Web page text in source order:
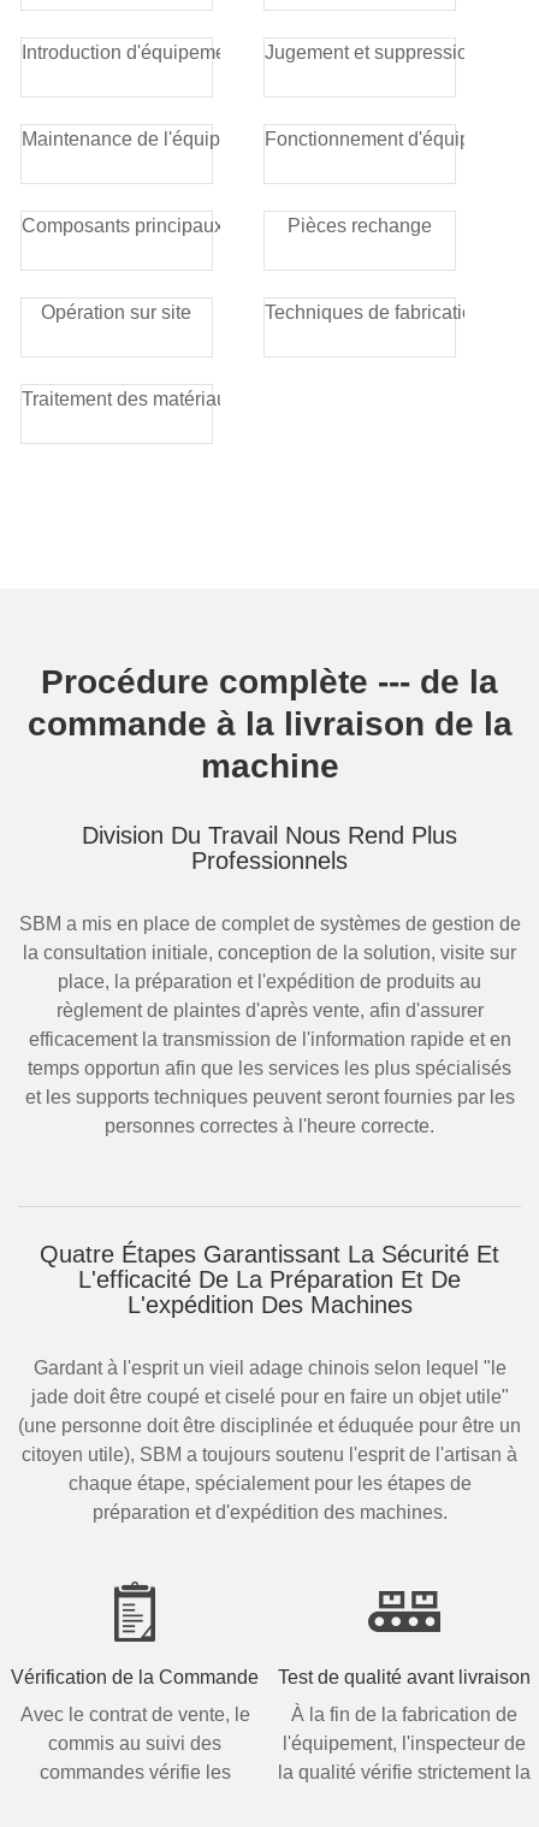
Introduction d'équipement Jugement et suppression
Maintenance de l'équipementFonctionnement d'équipement
Composants principaux Pièces rechange
Opération sur site Techniques de fabrication
Traitement des matériaux
Procédure complète --- de la
commande à la livraison de la
machine
Division Du Travail Nous Rend Plus
Professionnels
SBM a mis en place de complet de systèmes de gestion de
la consultation initiale, conception de la solution, visite sur
place, la préparation et l'expédition de produits au
règlement de plaintes d'après vente, afin d'assurer
efficacement la transmission de l'information rapide et en
temps opportun afin que les services les plus spécialisés
et les supports techniques peuvent seront fournies par les
personnes correctes à l'heure correcte.
Quatre Étapes Garantissant La Sécurité Et
L'efficacité De La Préparation Et De
L'expédition Des Machines
Gardant à l'esprit un vieil adage chinois selon lequel "le
jade doit être coupé et ciselé pour en faire un objet utile"
(une personne doit être disciplinée et éduquée pour être un
citoyen utile), SBM a toujours soutenu l'esprit de l'artisan à
chaque étape, spécialement pour les étapes de
préparation et d'expédition des machines.
Vérification de la Commande
Avec le contrat de vente, le
commis au suivi des
commandes vérifie les
Test de qualité avant livraison
À la fin de la fabrication de
l'équipement, l'inspecteur de
la qualité vérifie strictement la